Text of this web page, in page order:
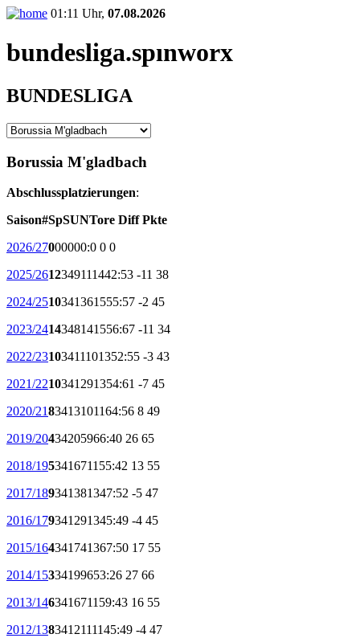
01:11 Uhr, 07.08.2026
bundesliga.spınworx
BUNDESLIGA
Borussia M'gladbach
Abschlussplatzierungen:
Saison#SpSUNTore Diff Pkte
2026/27000000:0 0 0
2025/2612349111442:53 -11 38
2024/2510341361555:57 -2 45
2023/2414348141556:67 -11 34
2022/23103411101352:55 -3 43
2021/2210341291354:61 -7 45
2020/2183413101164:56 8 49
2019/20434205966:40 26 65
2018/1953416711 55:42 13 55
2017/189341381347:52 -5 47
2016/179341291345:49 -4 45
2015/164341741367:50 17 55
2014/15334199653:26 27 66
2013/1463416711 59:43 16 55
2012/1383412111145:49 -4 47